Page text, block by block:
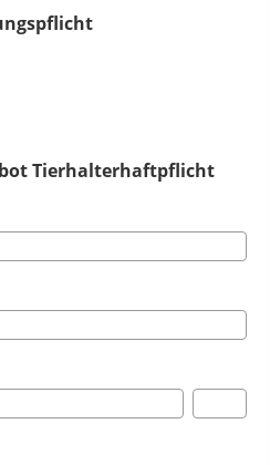
Tierhalterhaftpflicht